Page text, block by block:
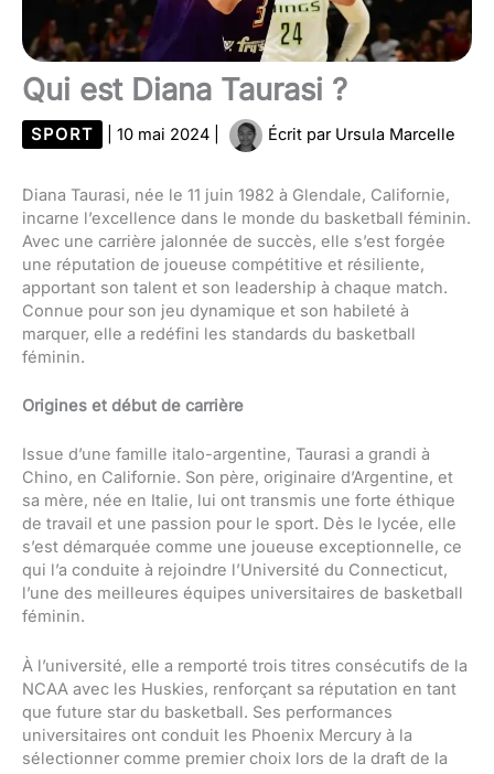
Qui est Diana Taurasi ?
SPORT 10 mai 2024 Écrit par Ursula Marcelle
Diana Taurasi, née le 11 juin 1982 à Glendale, Californie,
incarne l’excellence dans le monde du basketball féminin.
Avec une carrière jalonnée de succès, elle s’est forgée
une réputation de joueuse compétitive et résiliente,
apportant son talent et son leadership à chaque match.
Connue pour son jeu dynamique et son habileté à
marquer, elle a redéfini les standards du basketball
féminin.
Origines et début de carrière
Issue d’une famille italo-argentine, Taurasi a grandi à
Chino, en Californie. Son père, originaire d’Argentine, et
sa mère, née en Italie, lui ont transmis une forte éthique
de travail et une passion pour le sport. Dès le lycée, elle
s’est démarquée comme une joueuse exceptionnelle, ce
qui l’a conduite à rejoindre l’Université du Connecticut,
l’une des meilleures équipes universitaires de basketball
féminin.
À l’université, elle a remporté trois titres consécutifs de la
NCAA avec les Huskies, renforçant sa réputation en tant
que future star du basketball. Ses performances
universitaires ont conduit les Phoenix Mercury à la
sélectionner comme premier choix lors de la draft de la